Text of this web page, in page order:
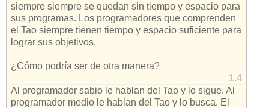
siempre siempre se quedan sin tiempo y espacio para
sus programas. Los programadores que comprenden
el Tao siempre tienen tiempo y espacio suficiente para
lograr sus objetivos.
¿Cómo podría ser de otra manera?
1.4
Al programador sabio le hablan del Tao y lo sigue. Al
programador medio le hablan del Tao y lo busca. El